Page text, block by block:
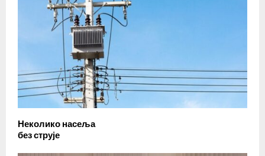
Неколико насеља
без струје